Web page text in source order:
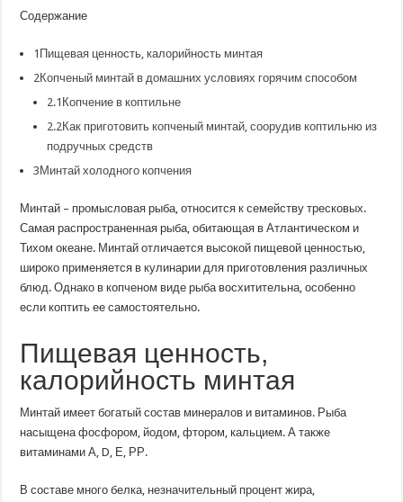
Содержание
1Пищевая ценность, калорийность минтая
2Копченый минтай в домашних условиях горячим способом
2.1Копчение в коптильне
2.2Как приготовить копченый минтай, соорудив коптильню из
подручных средств
3Минтай холодного копчения
Минтай – промысловая рыба, относится к семейству тресковых.
Самая распространенная рыба, обитающая в Атлантическом и
Тихом океане. Минтай отличается высокой пищевой ценностью,
широко применяется в кулинарии для приготовления различных
блюд. Однако в копченом виде рыба восхитительна, особенно
если коптить ее самостоятельно.
Пищевая ценность,
калорийность минтая
Минтай имеет богатый состав минералов и витаминов. Рыба
насыщена фосфором, йодом, фтором, кальцием. А также
витаминами А, D, Е, РР.
В составе много белка, незначительный процент жира,